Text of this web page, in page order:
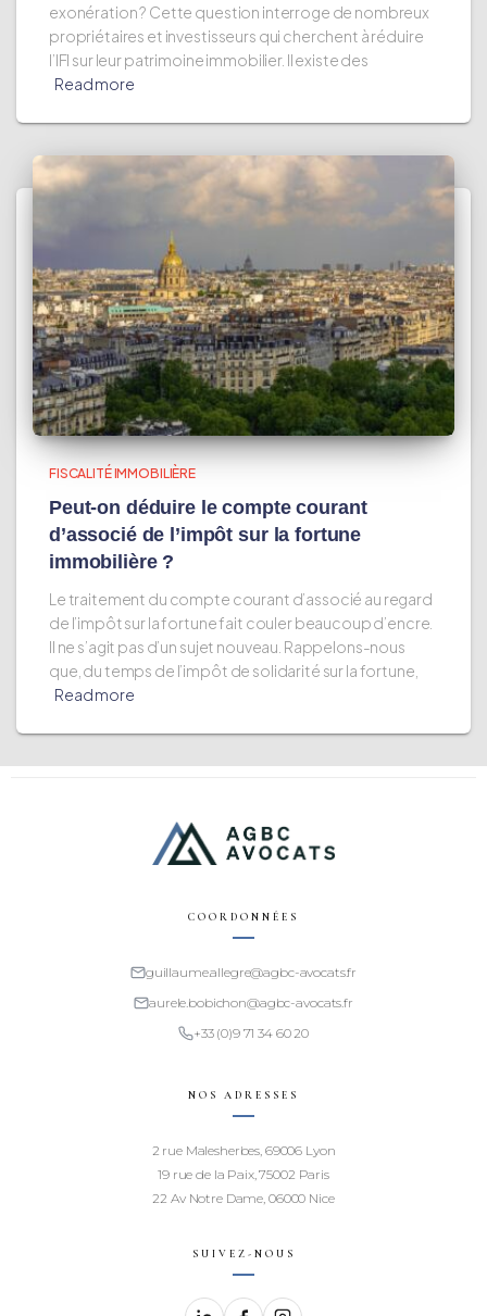
exonération ? Cette question interroge de nombreux
propriétaires et investisseurs qui cherchent à réduire
l’IFI sur leur patrimoine immobilier. Il existe des
Read more
FISCALITÉ IMMOBILIÈRE
Peut-on déduire le compte courant
d’associé de l’impôt sur la fortune
immobilière ?
Le traitement du compte courant d’associé au regard
de l’impôt sur la fortune fait couler beaucoup d’encre.
Il ne s’agit pas d’un sujet nouveau. Rappelons-nous
que, du temps de l’impôt de solidarité sur la fortune,
Read more
COORDONNÉES
guillaume.allegre@agbc-avocats.fr
aurele.bobichon@agbc-avocats.fr
+33 (0)9 71 34 60 20
NOS ADRESSES
2 rue Malesherbes, 69006 Lyon
19 rue de la Paix, 75002 Paris
22 Av Notre Dame, 06000 Nice
SUIVEZ-NOUS